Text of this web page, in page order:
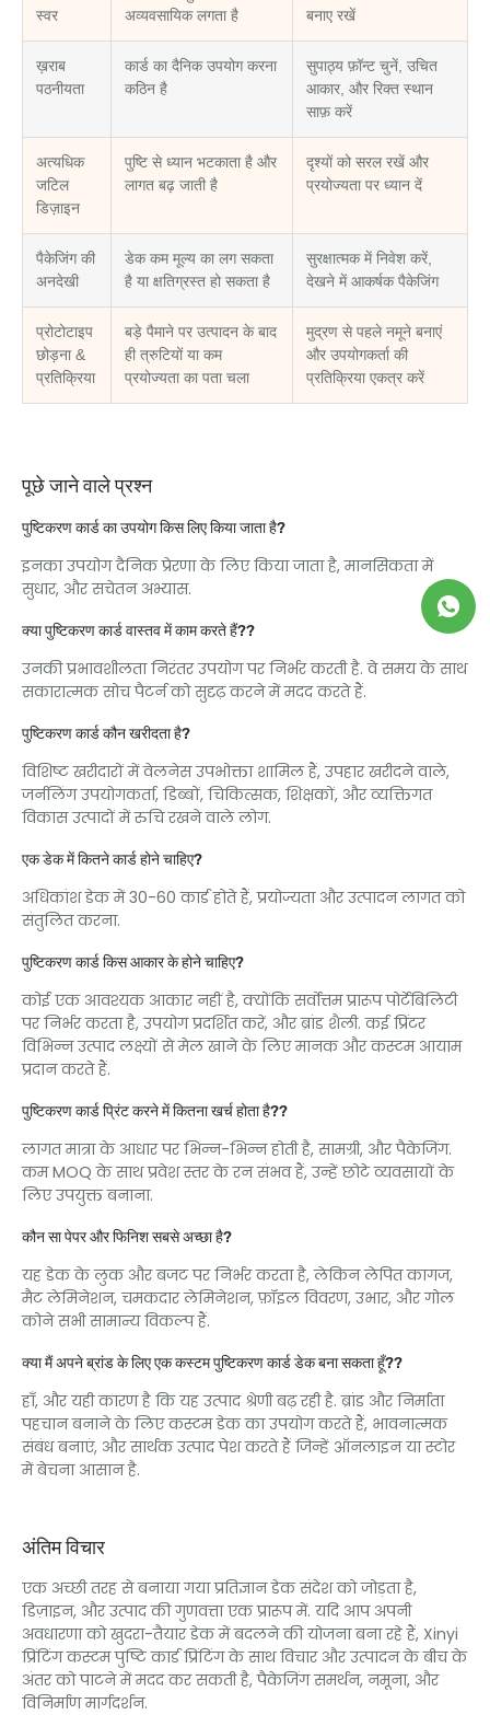
स्वर
अव्यवसायिक लगता है
बनाए रखें
ख़राब
पठनीयता
कार्ड का दैनिक उपयोग करना
कठिन है
सुपाठ्य फ़ॉन्ट चुनें, उचित
आकार, और रिक्त स्थान
साफ़ करें
अत्यधिक
जटिल
डिज़ाइन
पुष्टि से ध्यान भटकाता है और
लागत बढ़ जाती है
दृश्यों को सरल रखें और
प्रयोज्यता पर ध्यान दें
पैकेजिंग की
अनदेखी
डेक कम मूल्य का लग सकता
है या क्षतिग्रस्त हो सकता है
सुरक्षात्मक में निवेश करें,
देखने में आकर्षक पैकेजिंग
प्रोटोटाइप
छोड़ना &
प्रतिक्रिया
बड़े पैमाने पर उत्पादन के बाद
ही त्रुटियों या कम
प्रयोज्यता का पता चला
मुद्रण से पहले नमूने बनाएं
और उपयोगकर्ता की
प्रतिक्रिया एकत्र करें
पूछे जाने वाले प्रश्न
पुष्टिकरण कार्ड का उपयोग किस लिए किया जाता है?
इनका उपयोग दैनिक प्रेरणा के लिए किया जाता है, मानसिकता में
सुधार, और सचेतन अभ्यास.
क्या पुष्टिकरण कार्ड वास्तव में काम करते हैं??
उनकी प्रभावशीलता निरंतर उपयोग पर निर्भर करती है. वे समय के साथ
सकारात्मक सोच पैटर्न को सुदृढ़ करने में मदद करते हैं.
पुष्टिकरण कार्ड कौन खरीदता है?
विशिष्ट खरीदारों में वेलनेस उपभोक्ता शामिल हैं, उपहार खरीदने वाले,
जर्नलिंग उपयोगकर्ता, डिब्बों, चिकित्सक, शिक्षकों, और व्यक्तिगत
विकास उत्पादों में रुचि रखने वाले लोग.
एक डेक में कितने कार्ड होने चाहिए?
अधिकांश डेक में 30-60 कार्ड होते हैं, प्रयोज्यता और उत्पादन लागत को
संतुलित करना.
पुष्टिकरण कार्ड किस आकार के होने चाहिए?
कोई एक आवश्यक आकार नहीं है, क्योंकि सर्वोत्तम प्रारूप पोर्टेबिलिटी
पर निर्भर करता है, उपयोग प्रदर्शित करें, और ब्रांड शैली. कई प्रिंटर
विभिन्न उत्पाद लक्ष्यों से मेल खाने के लिए मानक और कस्टम आयाम
प्रदान करते हैं.
पुष्टिकरण कार्ड प्रिंट करने में कितना खर्च होता है??
लागत मात्रा के आधार पर भिन्न-भिन्न होती है, सामग्री, और पैकेजिंग.
कम MOQ के साथ प्रवेश स्तर के रन संभव हैं, उन्हें छोटे व्यवसायों के
लिए उपयुक्त बनाना.
कौन सा पेपर और फिनिश सबसे अच्छा है?
यह डेक के लुक और बजट पर निर्भर करता है, लेकिन लेपित कागज,
मैट लेमिनेशन, चमकदार लेमिनेशन, फ़ॉइल विवरण, उभार, और गोल
कोने सभी सामान्य विकल्प हैं.
क्या मैं अपने ब्रांड के लिए एक कस्टम पुष्टिकरण कार्ड डेक बना सकता हूँ??
हाँ, और यही कारण है कि यह उत्पाद श्रेणी बढ़ रही है. ब्रांड और निर्माता
पहचान बनाने के लिए कस्टम डेक का उपयोग करते हैं, भावनात्मक
संबंध बनाएं, और सार्थक उत्पाद पेश करते हैं जिन्हें ऑनलाइन या स्टोर
में बेचना आसान है.
अंतिम विचार
एक अच्छी तरह से बनाया गया प्रतिज्ञान डेक संदेश को जोड़ता है,
डिज़ाइन, और उत्पाद की गुणवत्ता एक प्रारूप में. यदि आप अपनी
अवधारणा को खुदरा-तैयार डेक में बदलने की योजना बना रहे हैं, Xinyi
प्रिंटिंग कस्टम पुष्टि कार्ड प्रिंटिंग के साथ विचार और उत्पादन के बीच के
अंतर को पाटने में मदद कर सकती है, पैकेजिंग समर्थन, नमूना, और
विनिर्माण मार्गदर्शन.